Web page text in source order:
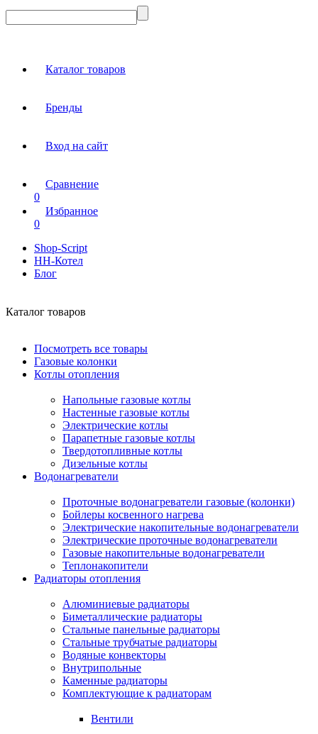
Каталог товаров
Бренды
Вход на сайт
Сравнение
0
Избранное
0
Shop-Script
НН-Котел
Блог
Каталог товаров
Посмотреть все товары
Газовые колонки
Котлы отопления
Напольные газовые котлы
Настенные газовые котлы
Электрические котлы
Парапетные газовые котлы
Твердотопливные котлы
Дизельные котлы
Водонагреватели
Проточные водонагреватели газовые (колонки)
Бойлеры косвенного нагрева
Электрические накопительные водонагреватели
Электрические проточные водонагреватели
Газовые накопительные водонагреватели
Теплонакопители
Радиаторы отопления
Алюминиевые радиаторы
Биметаллические радиаторы
Стальные панельные радиаторы
Стальные трубчатые радиаторы
Водяные конвекторы
Внутрипольные
Каменные радиаторы
Комплектующие к радиаторам
Вентили